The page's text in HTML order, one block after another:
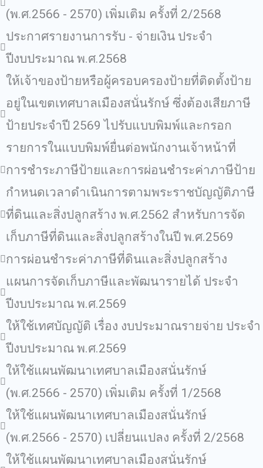
(พ.ศ.2566 - 2570) เพิ่มเติม ครั้งที่ 2/2568
ประกาศรายงานการรับ - จ่ายเงิน ประจำ
ปีงบประมาณ พ.ศ.2568
ให้เจ้าของป้ายหรือผู้ครอบครองป้ายที่ติดตั้งป้าย
อยู่ในเขตเทศบาลเมืองสนั่นรักษ์ ซึ่งต้องเสียภาษี
ป้ายประจำปี 2569 ไปรับแบบพิมพ์และกรอก
รายการในแบบพิมพ์ยื่นต่อพนักงานเจ้าหน้าที่
การชำระภาษีป้ายและการผ่อนชำระค่าภาษีป้าย
กำหนดเวลาดำเนินการตามพระราชบัญญัติภาษี
ที่ดินและสิ่งปลูกสร้าง พ.ศ.2562 สำหรับการจัด
เก็บภาษีที่ดินและสิ่งปลูกสร้างในปี พ.ศ.2569
การผ่อนชำระค่าภาษีที่ดินและสิ่งปลูกสร้าง
แผนการจัดเก็บภาษีและพัฒนารายได้ ประจำ
ปีงบประมาณ พ.ศ.2569
ให้ใช้เทศบัญญัติ เรื่อง งบประมาณรายจ่าย ประจำ
ปีงบประมาณ พ.ศ.2569
ให้ใช้แผนพัฒนาเทศบาลเมืองสนั่นรักษ์
(พ.ศ.2566 - 2570) เพิ่มเติม ครั้งที่ 1/2568
ให้ใช้แผนพัฒนาเทศบาลเมืองสนั่นรักษ์
(พ.ศ.2566 - 2570) เปลี่ยนแปลง ครั้งที่ 2/2568
ให้ใช้แผนพัฒนาเทศบาลเมืองสนั่นรักษ์